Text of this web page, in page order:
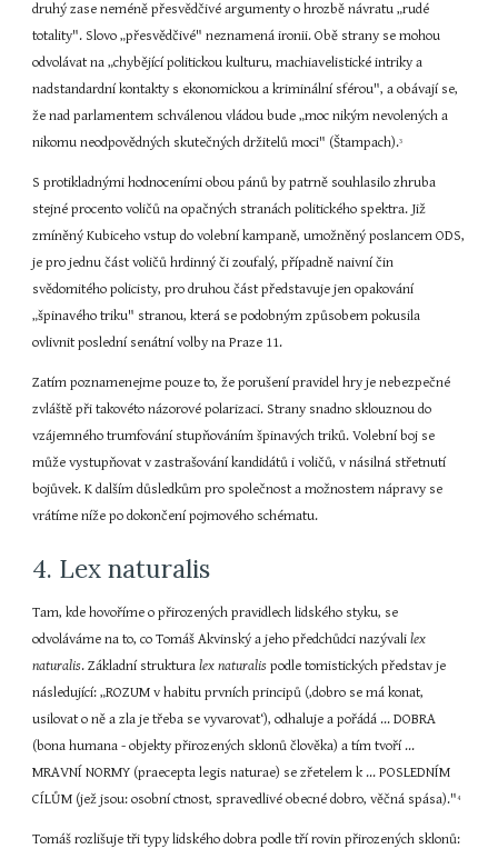
druhý zase neméně přesvědčivé argumenty o hrozbě návratu „rudé
totality". Slovo „přesvědčivé" neznamená ironii. Obě strany se mohou
odvolávat na „chybějící politickou kulturu, machiavelistické intriky a
nadstandardní kontakty s ekonomickou a kriminální sférou", a obávají se,
že nad parlamentem schválenou vládou bude „moc nikým nevolených a
nikomu neodpovědných skutečných držitelů moci" (Štampach).3
S protikladnými hodnoceními obou pánů by patrně souhlasilo zhruba
stejné procento voličů na opačných stranách politického spektra. Již
zmíněný Kubiceho vstup do volební kampaně, umožněný poslancem ODS,
je pro jednu část voličů hrdinný či zoufalý, případně naivní čin
svědomitého policisty, pro druhou část představuje jen opakování
„špinavého triku" stranou, která se podobným způsobem pokusila
ovlivnit poslední senátní volby na Praze 11.
Zatím poznamenejme pouze to, že porušení pravidel hry je nebezpečné
zvláště při takovéto názorové polarizaci. Strany snadno sklouznou do
vzájemného trumfování stupňováním špinavých triků. Volební boj se
může vystupňovat v zastrašování kandidátů i voličů, v násilná střetnutí
bojůvek. K dalším důsledkům pro společnost a možnostem nápravy se
vrátíme níže po dokončení pojmového schématu.
4. Lex naturalis
Tam, kde hovoříme o přirozených pravidlech lidského styku, se
odvoláváme na to, co Tomáš Akvinský a jeho předchůdci nazývali lex
naturalis. Základní struktura lex naturalis podle tomistických představ je
následující: „ROZUM v habitu prvních principů (‚dobro se má konat,
usilovat o ně a zla je třeba se vyvarovat‘), odhaluje a pořádá ... DOBRA
(bona humana - objekty přirozených sklonů člověka) a tím tvoří ...
MRAVNÍ NORMY (praecepta legis naturae) se zřetelem k ... POSLEDNÍM
CÍLŮM (jež jsou: osobní ctnost, spravedlivé obecné dobro, věčná spása)."4
Tomáš rozlišuje tři typy lidského dobra podle tří rovin přirozených sklonů: